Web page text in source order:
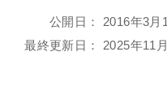
公開日： 2016年3月
最終更新日： 2025年11